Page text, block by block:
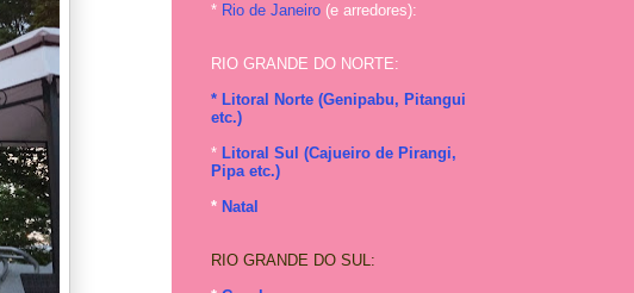
* Rio de Janeiro (e arredores):
RIO GRANDE DO NORTE:
* Litoral Norte (Genipabu, Pitangui
etc.)
* Litoral Sul (Cajueiro de Pirangi,
Pipa etc.)
* Natal
RIO GRANDE DO SUL: